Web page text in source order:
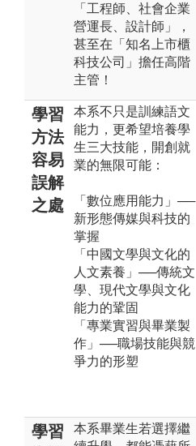
「工程師、社會企業
營運長、設計師」，
甚至在「知名上市櫃
科技公司」擔任高階
主管！
學習
方法
容易
誤解
之處
本系不只是訓練語文
能力，更希望培養學
生三大技能，開創就
業的無限可能：
「數位應用能力」──
新形態傳媒與科技的
掌握
「中國文學與文化的
人文素養」──傳統文
學、現代文學與文化
能力的鞏固
「專業實習與畢業製
作」──職場技能與競
爭力的形塑
學習
本系畢業生若選擇繼